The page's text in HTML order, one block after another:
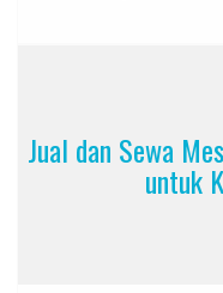
Jual dan Sewa
untuk